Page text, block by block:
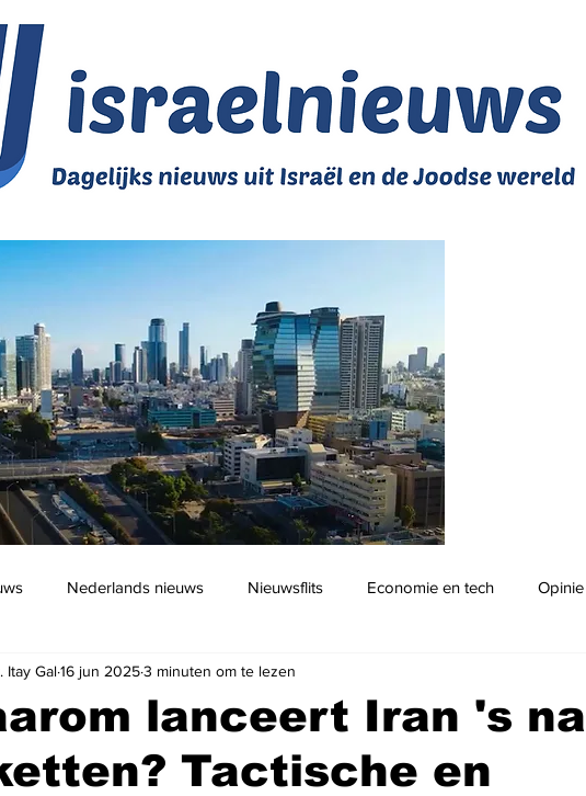
Nederlands nieuws Nieuwsflits Economie en tech
en cultuur Podcast
lanceert Iran 's
Tactische en
Itay Gal16 jun 20253 minuten om te lezen